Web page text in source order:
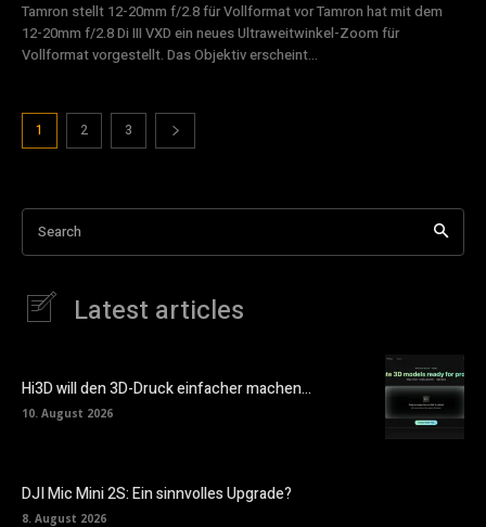
Tamron stellt 12-20mm f/2.8 für Vollformat vor Tamron hat mit dem
12-20mm f/2.8 Di III VXD ein neues Ultraweitwinkel-Zoom für
Vollformat vorgestellt. Das Objektiv erscheint...
1 2 3
Search
Latest articles
Hi3D will den 3D-Druck einfacher machen…
10. August 2026
DJI Mic Mini 2S: Ein sinnvolles Upgrade?
8. August 2026